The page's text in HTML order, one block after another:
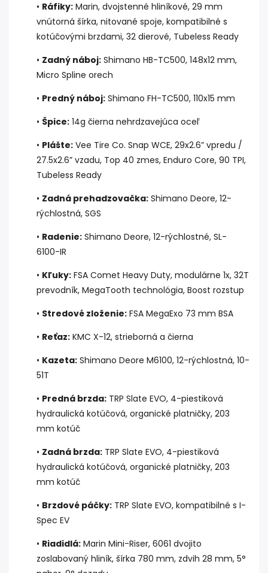
• Ráfiky: Marin, dvojstenné hliníkové, 29 mm
vnútorná šírka, nitované spoje, kompatibilné s
kotúčovými brzdami, 32 dierové, Tubeless Ready
• Zadný náboj: Shimano HB-TC500, 148x12 mm,
Micro Spline orech
• Predný náboj: Shimano FH-TC500, 110x15 mm
• Špice: 14g čierna nehrdzavejúca oceľ
• Plášte: Vee Tire Co. Snap WCE, 29x2.6” vpredu /
27.5x2.6” vzadu, Top 40 zmes, Enduro Core, 90 TPI,
Tubeless Ready
• Zadná prehadzovačka: Shimano Deore, 12-
rýchlostná, SGS
• Radenie: Shimano Deore, 12-rýchlostné, SL-
6100-IR
• Kľuky: FSA Comet Heavy Duty, modulárne 1x, 32T
prevodník, MegaTooth technológia, Boost rozstup
• Stredové zloženie: FSA MegaExo 73 mm BSA
• Reťaz: KMC X-12, strieborná a čierna
• Kazeta: Shimano Deore M6100, 12-rýchlostná, 10-
51T
• Predná brzda: TRP Slate EVO, 4-piestiková
hydraulická kotúčová, organické platničky, 203
mm kotúč
• Zadná brzda: TRP Slate EVO, 4-piestiková
hydraulická kotúčová, organické platničky, 203
mm kotúč
• Brzdové páčky: TRP Slate EVO, kompatibilné s I-
Spec EV
• Riadidlá: Marin Mini-Riser, 6061 dvojito
zoslabovaný hliník, šírka 780 mm, zdvih 28 mm, 5°